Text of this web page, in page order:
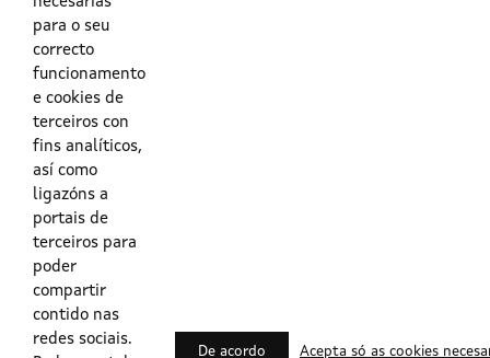
para o seu
correcto
funcionamento
e cookies de
terceiros con
fins analíticos,
así como
ligazóns a
portais de
terceiros para
poder
compartir
contido nas
redes sociais.
De acordo Acepta só as cookies